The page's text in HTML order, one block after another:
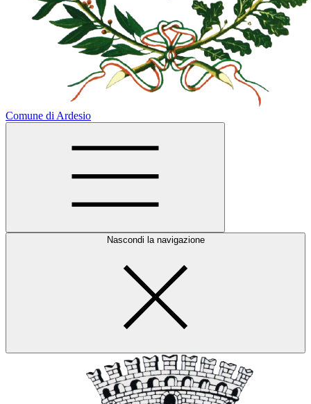
Comune di Ardesio
Nascondi la navigazione